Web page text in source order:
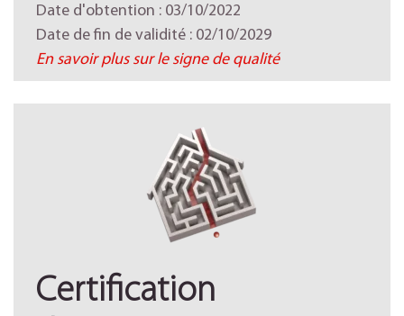
Date d'obtention : 03/10/2022
Date de fin de validité : 02/10/2029
En savoir plus sur le signe de qualité
Certification